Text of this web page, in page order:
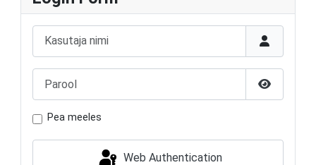
Kasutaja nimi
Parool
Näita
Pea meeles
Web Authentication